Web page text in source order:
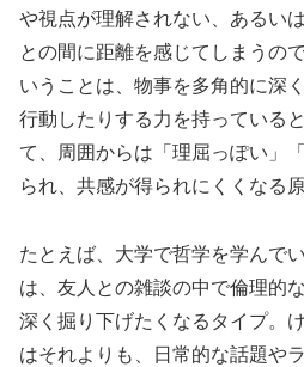
や視点が理解されない、あるい
との間に距離を感じてしまうの
いうことは、物事を多角的に深
行動したりする力を持っている
て、周囲からは「理屈っぽい」
られ、共感が得られにくくなる
たとえば、大学で哲学を学んで
は、友人との雑談の中で倫理的
深く掘り下げたくなるタイプ。
はそれよりも、日常的な話題や